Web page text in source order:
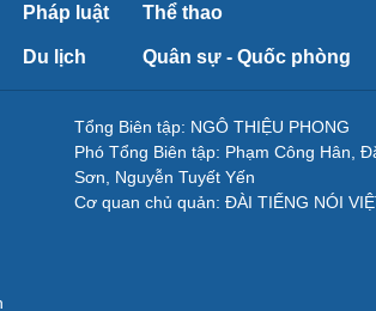
Pháp luật Thể thao
Du lịch Quân sự - Quốc phòng
Tổng Biên tập: NGÔ THIỆU PHONG
Phó Tổng Biên tập: Phạm Công Hân,
Sơn, Nguyễn Tuyết Yến
Cơ quan chủ quản: ĐÀI TIẾNG NÓI